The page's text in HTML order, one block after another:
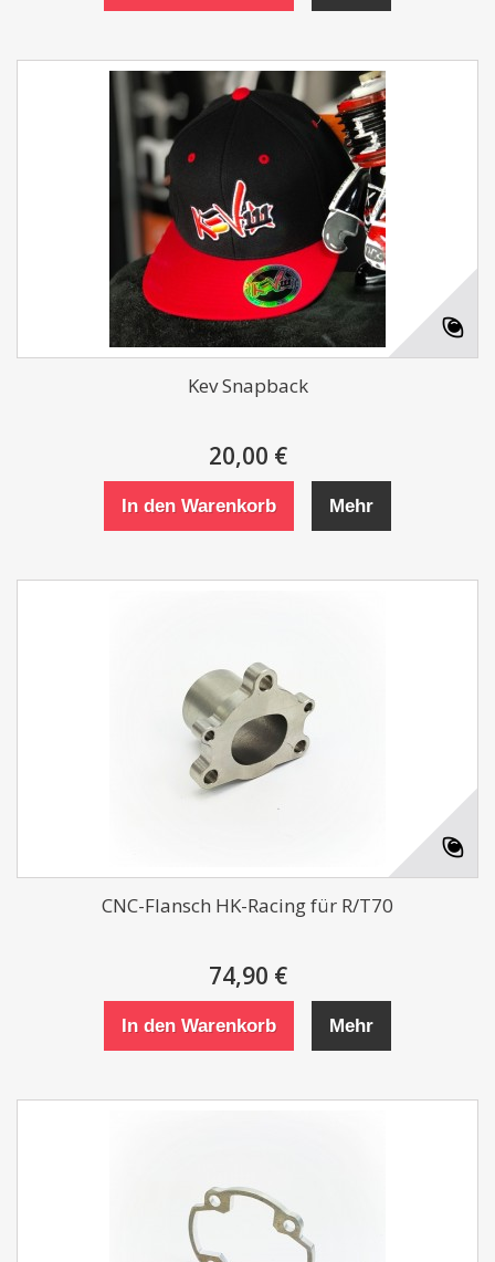
Kev Snapback
20,00 €
In den Warenkorb Mehr
CNC-Flansch HK-Racing für R/T70
74,90 €
In den Warenkorb Mehr